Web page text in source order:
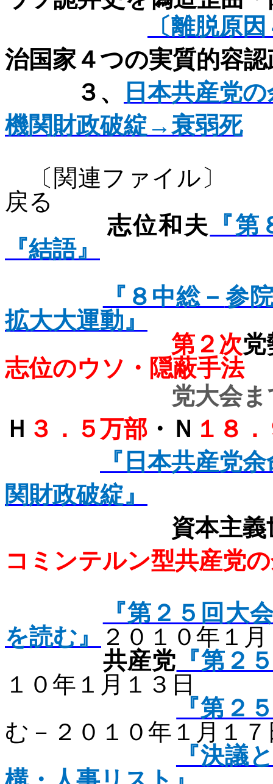
〔離脱原
治国家４つの実質的容
３、
日本共産党
機関財政破綻→衰弱死
〔関連フ
戻る
志位和夫
『
『結語』
『８中総－ 参
拡大大運動』
第２次党
志位のウソ・隠蔽手法
党大会ま
Ｈ ３．５万部 ・Ｎ １８
『日本共産党
関財政破綻』
資本主義世
コミンテルン型共産党
『第２５回大
を読む』
２０１０年１
共産党 『第２
１０年１月１３日
『第２
む－２０１０年１月１７
『決議